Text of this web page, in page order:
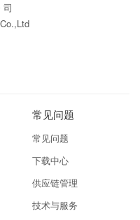
司
常见问题
常见问题
下载中心
供应链管理
技术与服务